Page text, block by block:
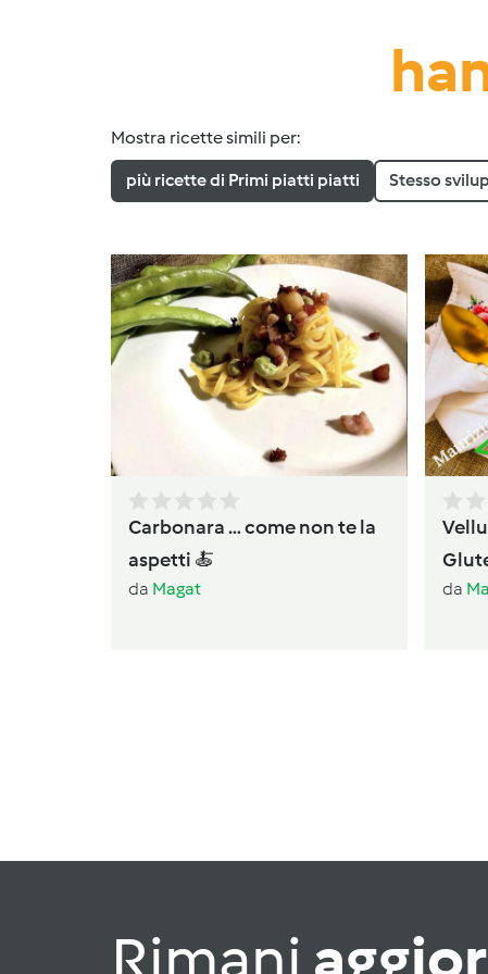
Mostra ricette simili per:
più ricette di Primi piatti piatti Stesso
Carbonara … come non te la
aspetti 🍝
da Magat da
Rimani